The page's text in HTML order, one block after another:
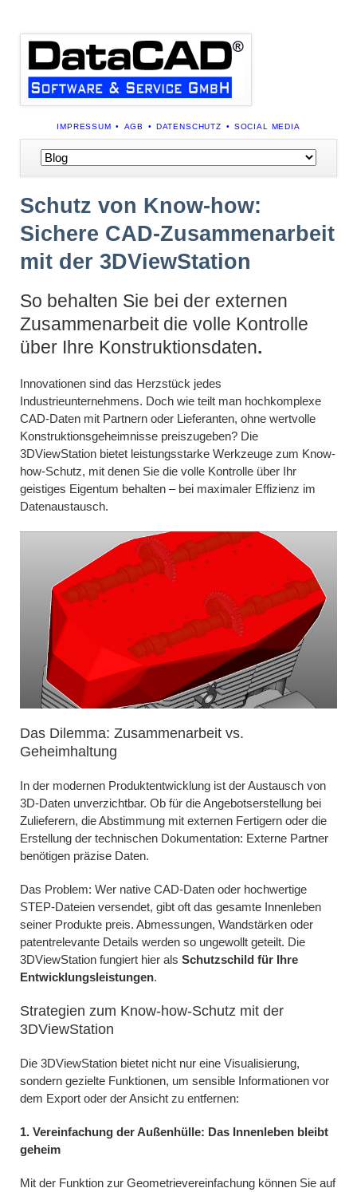
NAVIGATION
ÜBERSPRINGEN
IMPRESSUM AGB DATENSCHUTZ SOCIAL MEDIA
Navigation
überspringen
Schutz von Know-how:
Sichere CAD-Zusammenarbeit
mit der 3DViewStation
So behalten Sie bei der externen
Zusammenarbeit die volle Kontrolle
über Ihre Konstruktionsdaten.
Innovationen sind das Herzstück jedes
Industrieunternehmens. Doch wie teilt man hochkomplexe
CAD-Daten mit Partnern oder Lieferanten, ohne wertvolle
Konstruktionsgeheimnisse preiszugeben? Die
3DViewStation bietet leistungsstarke Werkzeuge zum Know-
how-Schutz, mit denen Sie die volle Kontrolle über Ihr
geistiges Eigentum behalten – bei maximaler Effizienz im
Datenaustausch.
Das Dilemma: Zusammenarbeit vs.
Geheimhaltung
In der modernen Produktentwicklung ist der Austausch von
3D-Daten unverzichtbar. Ob für die Angebotserstellung bei
Zulieferern, die Abstimmung mit externen Fertigern oder die
Erstellung der technischen Dokumentation: Externe Partner
benötigen präzise Daten.
Das Problem: Wer native CAD-Daten oder hochwertige
STEP-Dateien versendet, gibt oft das gesamte Innenleben
seiner Produkte preis. Abmessungen, Wandstärken oder
patentrelevante Details werden so ungewollt geteilt. Die
3DViewStation fungiert hier als Schutzschild für Ihre
Entwicklungsleistungen.
Strategien zum Know-how-Schutz mit der
3DViewStation
Die 3DViewStation bietet nicht nur eine Visualisierung,
sondern gezielte Funktionen, um sensible Informationen vor
dem Export oder der Ansicht zu entfernen:
1. Vereinfachung der Außenhülle: Das Innenleben bleibt
geheim
Mit der Funktion zur Geometrievereinfachung können Sie auf